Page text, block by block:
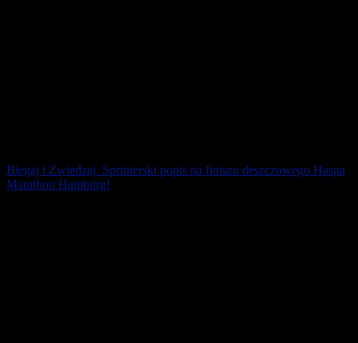
Biegaj i Zwiedzaj. Sprinterski popis na finiszu deszczowego Haspa
Marathon Hamburg!